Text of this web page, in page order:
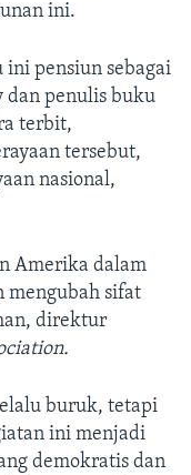
ini.
pensiun sebagai
dan penulis buku
terbit,
tersebut,
nasional,
Amerika dalam
mengubah sifat
direktur
buruk, tetapi
ini menjadi
demokratis dan